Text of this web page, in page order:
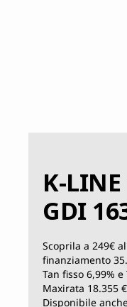
K-
GDI
Scoprila a 249€
finanziamento
Tan fisso 6,99%
Maxirata 18.355
Disponibile